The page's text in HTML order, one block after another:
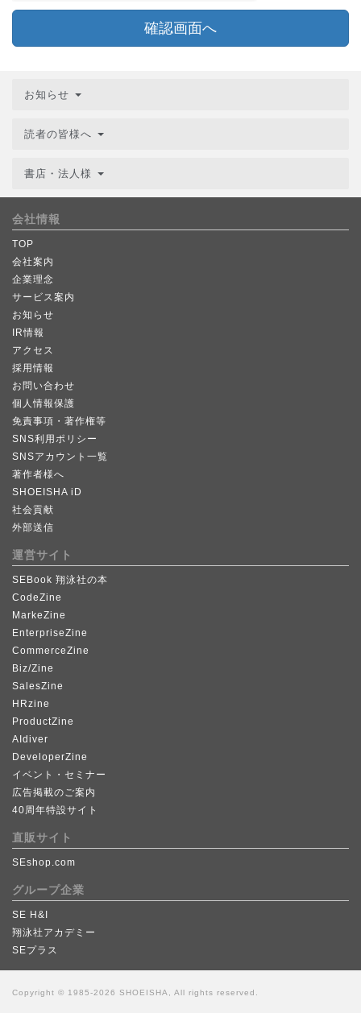
確認画面へ
お知らせ
読者の皆様へ
書店・法人様
会社情報
TOP
会社案内
企業理念
サービス案内
お知らせ
IR情報
アクセス
採用情報
お問い合わせ
個人情報保護
免責事項・著作権等
SNS利用ポリシー
SNSアカウント一覧
著作者様へ
SHOEISHA iD
社会貢献
外部送信
運営サイト
SEBook 翔泳社の本
CodeZine
MarkeZine
EnterpriseZine
CommerceZine
Biz/Zine
SalesZine
HRzine
ProductZine
AIdiver
DeveloperZine
イベント・セミナー
広告掲載のご案内
40周年特設サイト
直販サイト
SEshop.com
グループ企業
SE H&I
翔泳社アカデミー
SEプラス
Copyright © 1985-2026 SHOEISHA, All rights reserved.